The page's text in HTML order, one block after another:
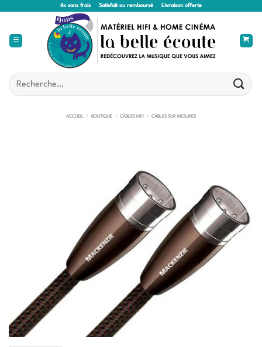
4x sans frais Satisfait ou remboursé Livraison offerte
Recherche
pour :
ACCUEIL / BOUTIQUE / CÂBLES HIFI / CÂBLES SUR MESURES